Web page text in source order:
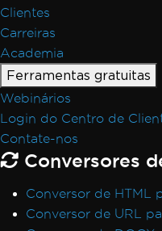
Clientes
Carreiras
Academia
Ferramentas gratuitas
Webinários
Login do Centro de
Contate-nos
Conversores
Conversor de HTML
Conversor de URL